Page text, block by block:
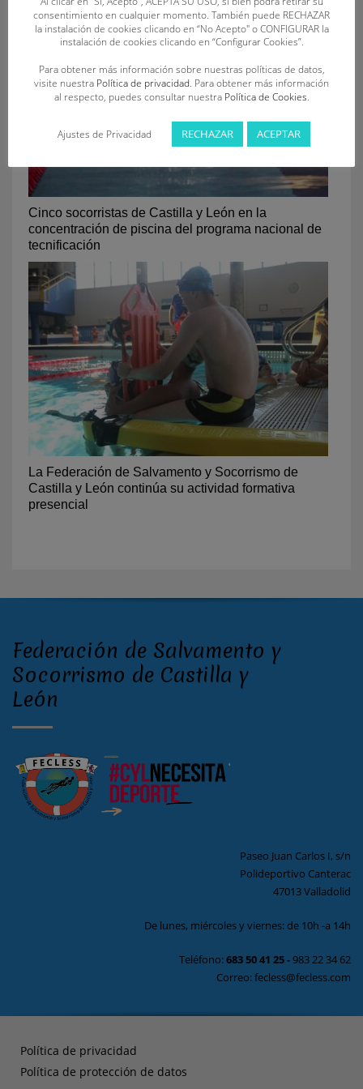
Cinco socorristas de Castilla y León en la
concentración de piscina del programa nacional de
tecnificación
La Federación de Salvamento y Socorrismo de
Castilla y León continúa su actividad formativa
presencial
Federación de Salvamento y
Socorrismo de Castilla y
León
Paseo Juan Carlos I, s/n
Polideportivo Canterac
47013 Valladolid
De lunes, miércoles y viernes: de 10h -a 14h
Teléfono:683 50 41 25-983 22 34 62
Correo: fecless@fecless.com
Política de privacidad
Política de protección de datos
consentimiento en cualquier momento. También puede RECHAZAR
la instalación de cookies clicando en “No Acepto" o CONFIGURAR la
instalación de cookies clicando en “Configurar Cookies”.
Para obtener más información sobre nuestras políticas de datos,
visite nuestra Política de privacidad. Para obtener más información
al respecto, puedes consultar nuestra Política de Cookies.
Ajustes de Privacidad RECHAZAR ACEPTAR